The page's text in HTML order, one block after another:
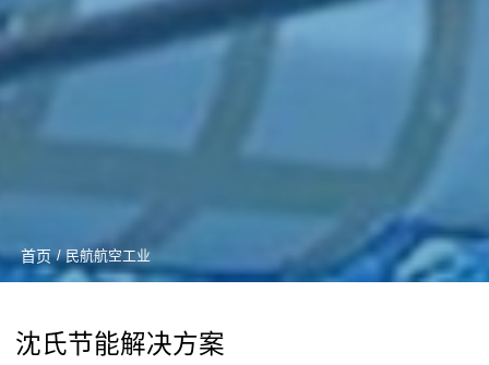
首页 / 民航航空工业
沈氏节能解决方案